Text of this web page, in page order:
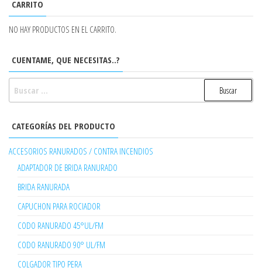
CARRITO
NO HAY PRODUCTOS EN EL CARRITO.
CUENTAME, QUE NECESITAS..?
CATEGORÍAS DEL PRODUCTO
ACCESORIOS RANURADOS / CONTRA INCENDIOS
ADAPTADOR DE BRIDA RANURADO
BRIDA RANURADA
CAPUCHON PARA ROCIADOR
CODO RANURADO 45°UL/FM
CODO RANURADO 90° UL/FM
COLGADOR TIPO PERA